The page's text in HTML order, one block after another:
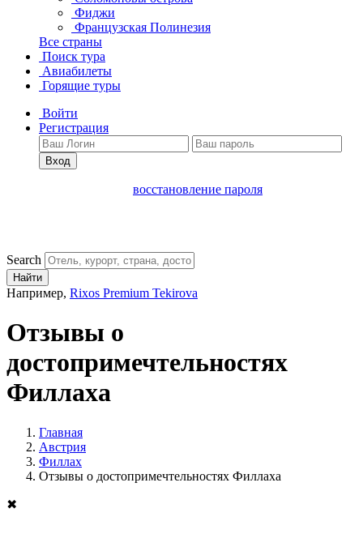
Фиджи
Французская Полинезия
Все страны
Поиск тура
Авиабилеты
Горящие туры
Войти
Регистрация
Вход
восстановление пароля
Search
Найти
Например, Rixos Premium Tekirova
Отзывы о
достопримечтельностях
Филлаха
Главная
Австрия
Филлах
Отзывы о достопримечтельностях Филлаха
✖